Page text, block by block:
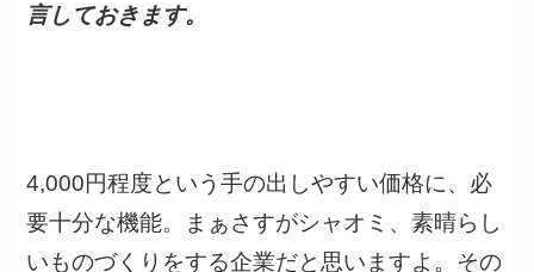
言しておきます。
4,000円程度という手の出しやすい価格に、必
要十分な機能。まぁさすがシャオミ、素晴らし
いものづくりをする企業だと思いますよ。その